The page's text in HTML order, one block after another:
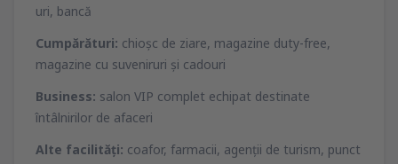
uri, bancă
Cumpărături: chioşc de ziare, magazine duty-free,
magazine cu suveniruri şi cadouri
Business: salon VIP complet echipat destinate
întâlnirilor de afaceri
Alte facilităţi: coafor, farmacii, agenţii de turism, punct